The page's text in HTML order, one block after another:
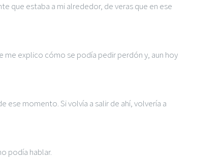
que estaba a mi alrededor, de veras que en ese
me explico cómo se podía pedir perdón y, aun hoy
momento. Si volvía a salir de ahí, volvería a
podía hablar.